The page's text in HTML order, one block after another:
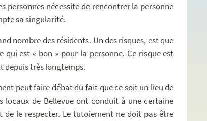
personnes nécessite de rencontrer la personne
sa singularité.
nombre des résidents. Un des risques, est que
est « bon » pour la personne. Ce risque est
depuis très longtemps.
peut faire débat du fait que ce soit un lieu de
locaux de Bellevue ont conduit à une certaine
le respecter. Le tutoiement ne doit pas être